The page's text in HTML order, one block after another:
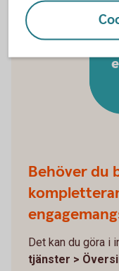
Behöver du
Det kan du göra i
tjänster >